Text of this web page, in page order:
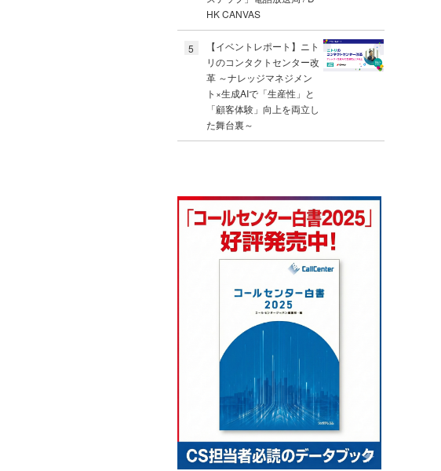
HK CANVAS
5
【イベントレポート】ニト
リのコンタクトセンター改
革 ～ナレッジマネジメン
ト×生成AIで「生産性」と
「顧客体験」向上を両立し
た舞台裏～